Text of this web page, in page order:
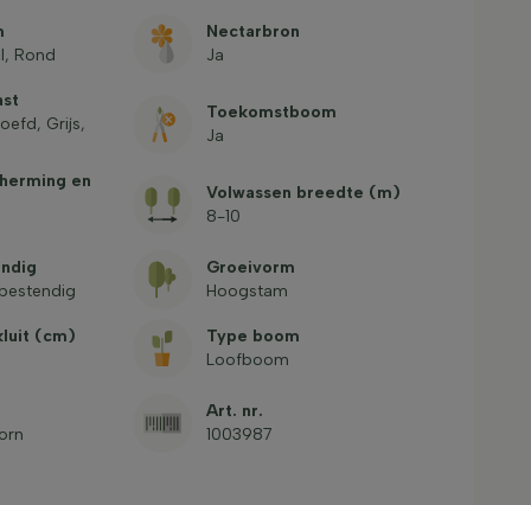
Rond
Nectarbron
Ja
Grijs,
Toekomstboom
Ja
en
Volwassen breedte (m)
8-10
Groeivorm
Hoogstam
(cm)
Type boom
Loofboom
Art. nr.
1003987